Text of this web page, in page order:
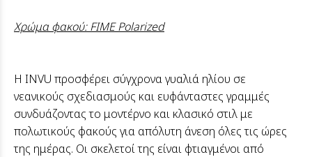
Χρώμα φακού: FIME Polarized
Η INVU προσφέρει σύγχρονα γυαλιά ηλίου σε
νεανικούς σχεδιασμούς και ευφάνταστες γραμμές
συνδυάζοντας το μοντέρνο και κλασικό στιλ με
πολωτικούς φακούς για απόλυτη άνεση όλες τις ώρες
της ημέρας. Οι σκελετοί της είναι φτιαγμένοι από